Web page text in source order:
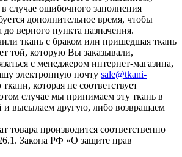
случае ошибочного заполнения
дополнительное время, чтобы
верного пункта назначения.
ткань с браком или пришедшая ткань
той, которую Вы заказывали,
с менеджером интернет-магазина,
электронную почту sale@tkani-
ткани, которая не соответствует
случае мы принимаем эту ткань в
и высылаем другую, либо возвращаем
товара производится соответственно
Закона РФ «О защите прав